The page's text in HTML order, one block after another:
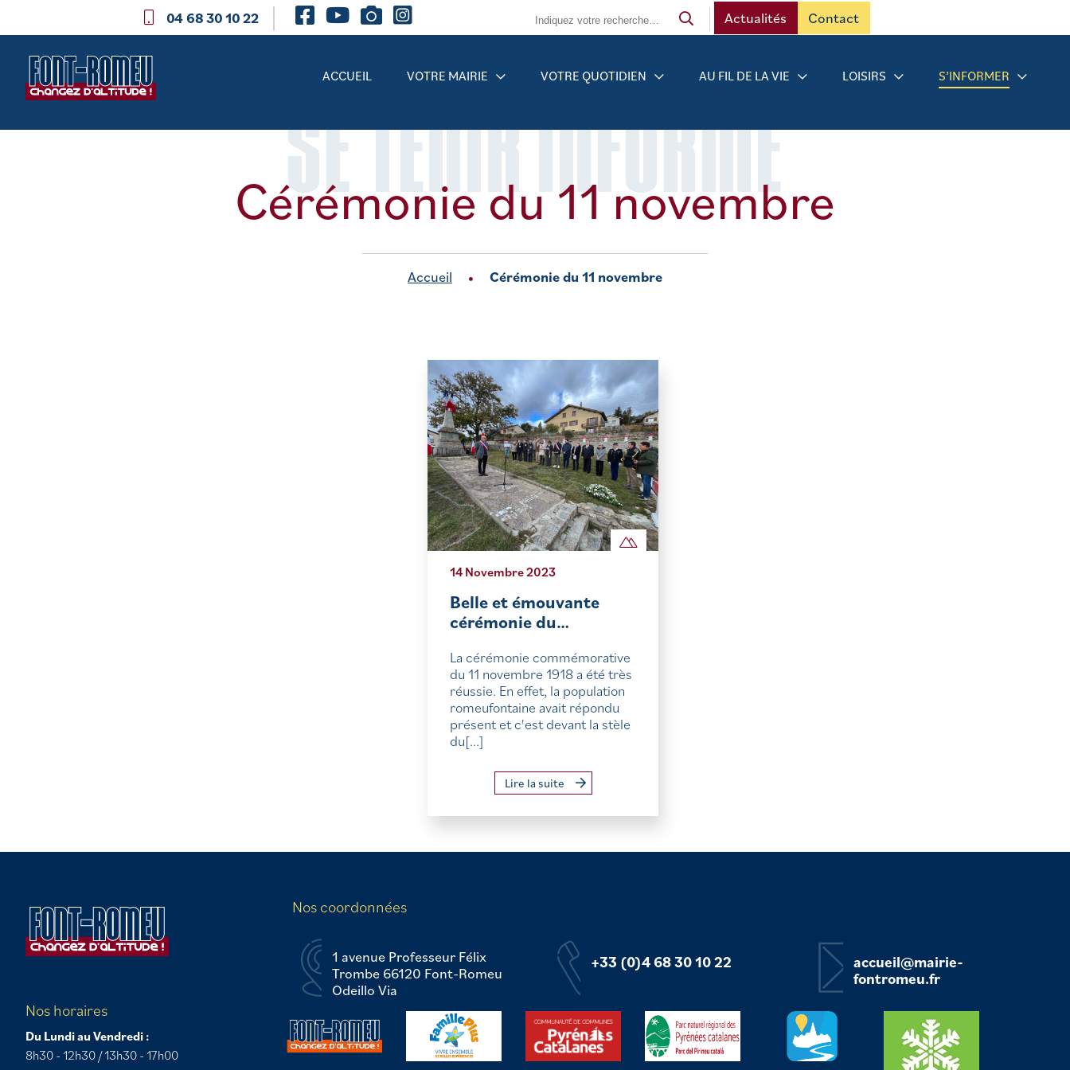
04 68 30 10 22 Contact
Actualités
ACCUEIL VOTRE MAIRIE VOTRE QUOTIDIEN AU FIL DE LA VIE LOISIRS S’INFORMER
SE TENIR INFORMÉ
Cérémonie du 11 novembre
Accueil Cérémonie du 11 novembre
14 Novembre 2023
Belle et émouvante
cérémonie du…
La cérémonie commémorative
du 11 novembre 1918 a été très
réussie. En effet, la population
romeufontaine avait répondu
présent et c'est devant la stèle
du[...]
Lire la suite
Nos horaires
Du Lundi au Vendredi :
8h30 - 12h30 / 13h30 - 17h00
Nos coordonnées
1 avenue Professeur Félix
Trombe 66120 Font-Romeu
Odeillo Via
+33 (0)4 68 30 10 22
accueil@mairie-
fontromeu.fr